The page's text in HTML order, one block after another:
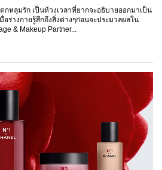
กหลุมรัก เป็นห้วงเวลาที่ยากจะอธิบายออกมาเป็น
ร่างกายรู้สึกถึงสิ่งต่างๆก่อนจะประมวลผลใน
& Makeup Partner...